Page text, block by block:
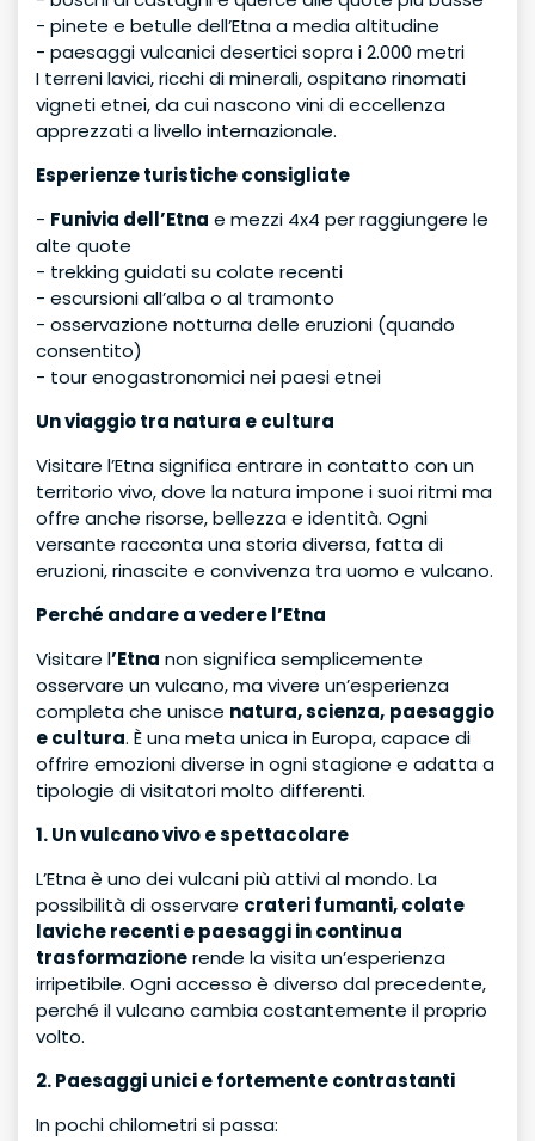
- pinete e betulle dell’Etna a media altitudine
- paesaggi vulcanici desertici sopra i 2.000 metri
I terreni lavici, ricchi di minerali, ospitano rinomati
vigneti etnei, da cui nascono vini di eccellenza
apprezzati a livello internazionale.
Esperienze turistiche consigliate
- Funivia dell’Etna e mezzi 4x4 per raggiungere le
alte quote
- trekking guidati su colate recenti
- escursioni all’alba o al tramonto
- osservazione notturna delle eruzioni (quando
consentito)
- tour enogastronomici nei paesi etnei
Un viaggio tra natura e cultura
Visitare l’Etna significa entrare in contatto con un
territorio vivo, dove la natura impone i suoi ritmi ma
offre anche risorse, bellezza e identità. Ogni
versante racconta una storia diversa, fatta di
eruzioni, rinascite e convivenza tra uomo e vulcano.
Perché andare a vedere l’Etna
Visitare l’Etna non significa semplicemente
osservare un vulcano, ma vivere un’esperienza
completa che unisce natura, scienza, paesaggio
e cultura. È una meta unica in Europa, capace di
offrire emozioni diverse in ogni stagione e adatta a
tipologie di visitatori molto differenti.
1. Un vulcano vivo e spettacolare
L’Etna è uno dei vulcani più attivi al mondo. La
possibilità di osservare crateri fumanti, colate
laviche recenti e paesaggi in continua
trasformazionerende la visita un’esperienza
irripetibile. Ogni accesso è diverso dal precedente,
perché il vulcano cambia costantemente il proprio
volto.
2. Paesaggi unici e fortemente contrastanti
In pochi chilometri si passa: